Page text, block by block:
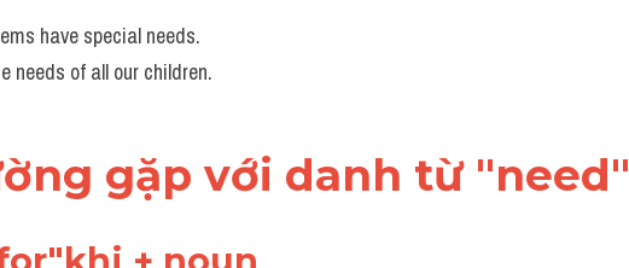
have special needs.
needs of all our children.
gặp với danh từ "need"